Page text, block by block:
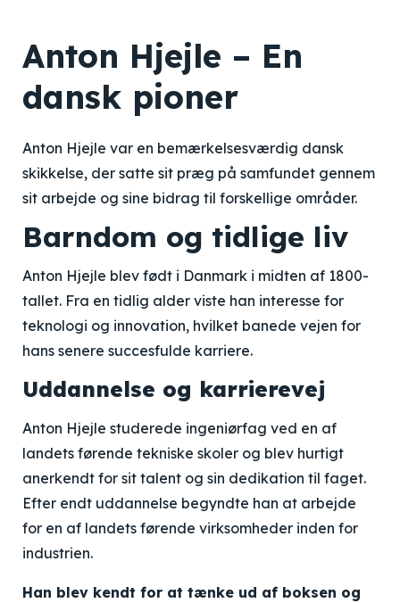
Anton Hjejle – En
dansk pioner
Anton Hjejle var en bemærkelsesværdig dansk
skikkelse, der satte sit præg på samfundet gennem
sit arbejde og sine bidrag til forskellige områder.
Barndom og tidlige liv
Anton Hjejle blev født i Danmark i midten af 1800-
tallet. Fra en tidlig alder viste han interesse for
teknologi og innovation, hvilket banede vejen for
hans senere succesfulde karriere.
Uddannelse og karrierevej
Anton Hjejle studerede ingeniørfag ved en af
landets førende tekniske skoler og blev hurtigt
anerkendt for sit talent og sin dedikation til faget.
Efter endt uddannelse begyndte han at arbejde
for en af landets førende virksomheder inden for
industrien.
Han blev kendt for at tænke ud af boksen og